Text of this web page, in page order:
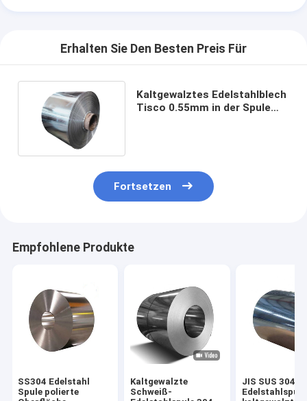
Erhalten Sie Den Besten Preis Für
Kaltgewalztes Edelstahlblech
Tisco 0.55mm in der Spule
Fortsetzen
Empfohlene Produkte
SS304 Edelstahl
Spule polierte
Kaltgewalzte
Schweiß-
JIS SUS 304